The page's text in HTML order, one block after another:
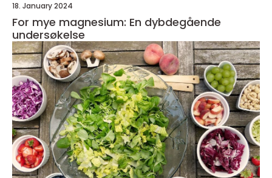
18. January 2024
For mye magnesium: En dybdegående
undersøkelse